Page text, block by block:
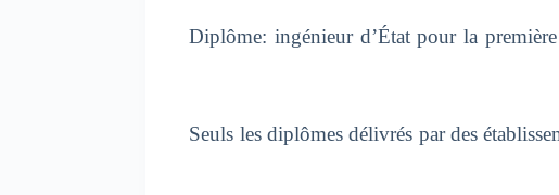
Diplôme: ingénieur d’État pour la
Seuls les diplômes délivrés par des